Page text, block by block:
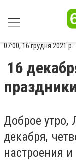
07:00, 16 грудня 2021 р.
16
Доброе утро,
декабря,
настроения